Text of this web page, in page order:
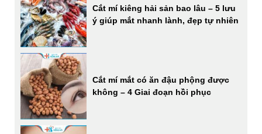
Cắt mí kiêng hải sản bao lâu – 5 lưu
ý giúp mắt nhanh lành, đẹp tự nhiên
Cắt mí mắt có ăn đậu phộng được
không – 4 Giai đoạn hồi phục